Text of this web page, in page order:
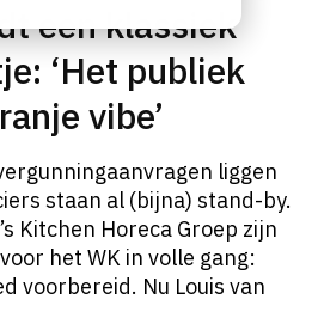
een klassiek
‘Het publiek
vibe’
liggen
staan al (bijna) stand-by.
Kitchen Horeca Groep zijn
het WK in volle gang:
voorbereid. Nu Louis van